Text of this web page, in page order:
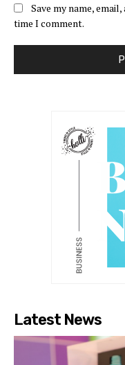
Save my name,
time I comment.
Latest News